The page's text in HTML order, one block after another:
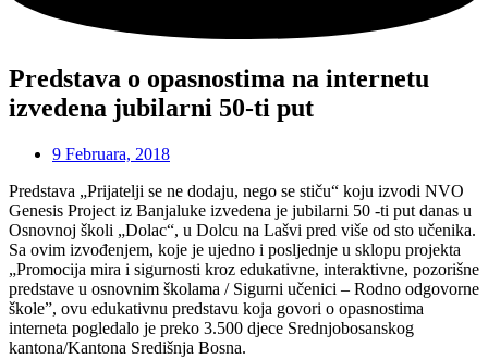
Predstava o opasnostima na internetu
izvedena jubilarni 50-ti put
9 Februara, 2018
Predstava „Prijatelji se ne dodaju, nego se stiču“ koju izvodi NVO
Genesis Project iz Banjaluke izvedena je jubilarni 50 -ti put danas u
Osnovnoj školi „Dolac“, u Dolcu na Lašvi pred više od sto učenika.
Sa ovim izvođenjem, koje je ujedno i posljednje u sklopu projekta
„Promocija mira i sigurnosti kroz edukativne, interaktivne, pozorišne
predstave u osnovnim školama / Sigurni učenici – Rodno odgovorne
škole”, ovu edukativnu predstavu koja govori o opasnostima
interneta pogledalo je preko 3.500 djece Srednjobosanskog
kantona/Kantona Središnja Bosna.